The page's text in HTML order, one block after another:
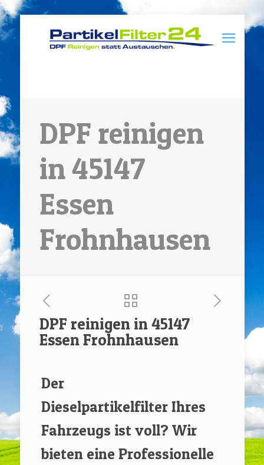
DPF reinigen
in 45147
Essen
Frohnhausen
DPF reinigen in 45147
Essen Frohnhausen
Der
Dieselpartikelfilter Ihres
Fahrzeugs ist voll? Wir
bieten eine Professionelle